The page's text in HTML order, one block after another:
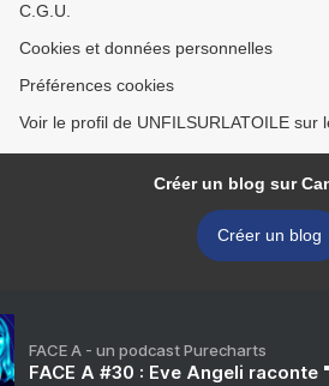
C.G.U.
Cookies et données personnelles
Préférences cookies
Voir le profil de UNFILSURLATOILE sur
Créer un blog sur
Créer un blog
FACE A - un podcast Purecharts
FACE A #30 : Eve Angeli raconte